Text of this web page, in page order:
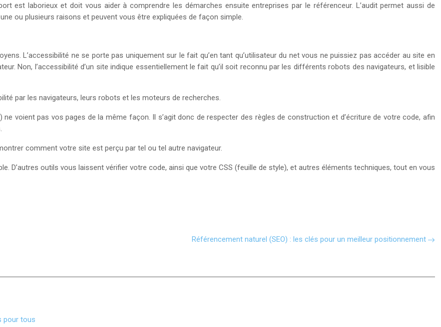
est laborieux et doit vous aider à comprendre les démarches ensuite entreprises par le référenceur. L’audit permet aussi de
ou plusieurs raisons et peuvent vous être expliquées de façon simple.
L’accessibilité ne se porte pas uniquement sur le fait qu’en tant qu’utilisateur du net vous ne puissiez pas accéder au site en
Non, l’accessibilité d’un site indique essentiellement le fait qu’il soit reconnu par les différents robots des navigateurs, et lisible
par les navigateurs, leurs robots et les moteurs de recherches.
voient pas vos pages de la même façon. Il s’agit donc de respecter des règles de construction et d’écriture de votre code, afin
comment votre site est perçu par tel ou tel autre navigateur.
D’autres outils vous laissent vérifier votre code, ainsi que votre CSS (feuille de style), et autres éléments techniques, tout en vous
Référencement naturel (SEO) : les clés pour un meilleur positionnement
pour tous